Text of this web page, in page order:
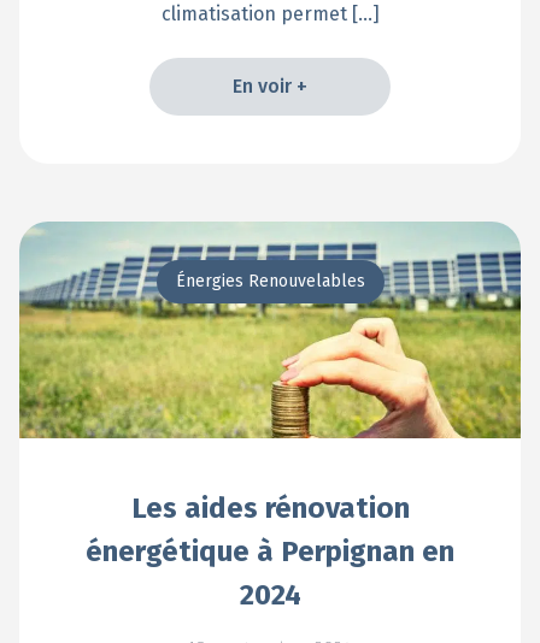
climatisation permet […]
En voir +
Énergies Renouvelables
Les aides rénovation
énergétique à Perpignan en
2024